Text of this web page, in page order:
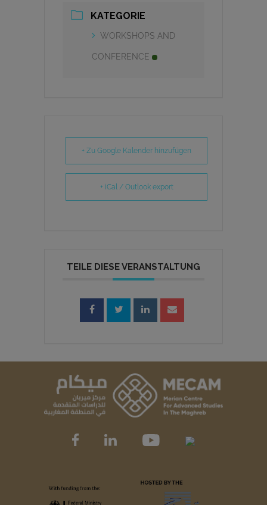
KATEGORIE
WORKSHOPS AND
CONFERENCE
+ Zu Google Kalender hinzufügen
+ iCal / Outlook export
TEILE DIESE VERANSTALTUNG